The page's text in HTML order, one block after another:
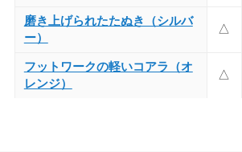
磨き上げられたたぬき（シルバ
ー）
△
フットワークの軽いコアラ（オ
レンジ）
△